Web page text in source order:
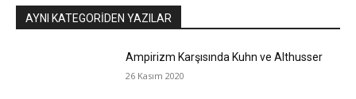
AYNI KATEGORIDEN YAZILAR
Ampirizm Karşısında Kuhn ve Althusser
26 Kasım 2020